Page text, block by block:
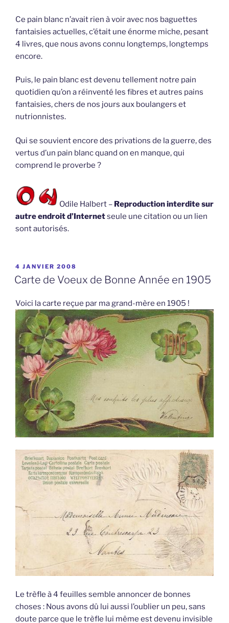
Ce pain blanc n’avait rien à voir avec nos baguettes
fantaisies actuelles, c’était une énorme miche, pesant
4 livres, que nous avons connu longtemps, longtemps
encore.
Puis, le pain blanc est devenu tellement notre pain
quotidien qu’on a réinventé les fibres et autres pains
fantaisies, chers de nos jours aux boulangers et
nutrionnistes.
Qui se souvient encore des privations de la guerre, des
vertus d’un pain blanc quand on en manque, qui
comprend le proverbe ?
Odile Halbert – Reproduction interdite sur
autre endroit d’Internetseule une citation ou un lien
sont autorisés.
PUBLIÉ
LE
4 JANVIER 2008
Carte de Voeux de Bonne Année en 1905
Voici la carte reçue par ma grand-mère en 1905 !
Le trèfle à 4 feuilles semble annoncer de bonnes
choses : Nous avons dû lui aussi l’oublier un peu, sans
doute parce que le trèfle lui même est devenu invisible